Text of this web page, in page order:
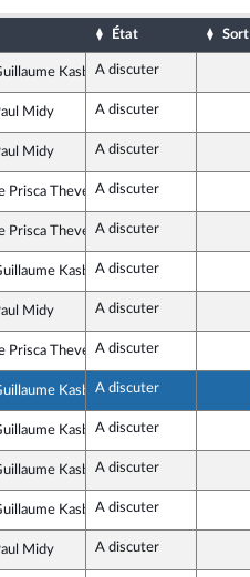
État Sort
pour la République
KasbarianA discuter
pour la République
Midy A discuter
pour la République
Midy A discuter
pour la République
Prisca ThevenotA discuter
pour la République
Prisca ThevenotA discuter
pour la République
KasbarianA discuter
pour la République
Midy A discuter
pour la République
Prisca ThevenotA discuter
pour la République
KasbarianA discuter
pour la République
KasbarianA discuter
pour la République
KasbarianA discuter
pour la République
KasbarianA discuter
pour la République
Midy A discuter